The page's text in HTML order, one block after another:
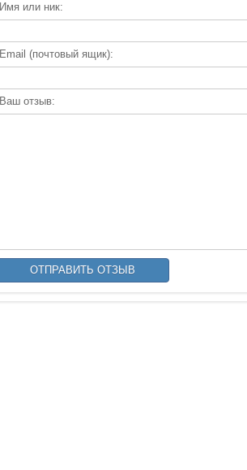
Имя или ник:
Email (почтовый ящик):
Ваш отзыв: